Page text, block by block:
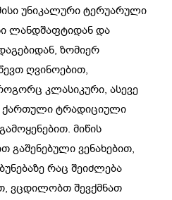
უნიკალური ტერუარული
ლანდშაფტიდან და
ზომიერ
ღვინოებით,
კლასიკური, ასევე
ქართული ტრადიციული
მიწის
გაშენებული ვენახებით,
რაც შეიძლება
ვცდილობთ შევქმნათ